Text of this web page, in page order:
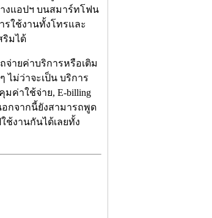
างแอปฯ บนสมาร์ทโฟน
รใช้งานทั้งโทรและ
ริมได้
จ่ายค่าบริการหรือเติม
ไม่ว่าจะเป็น บริการ
มค่าใช้จ่าย, E-billing
กจากนี้ยังสามารถพูด
ช้งานกันได้เลยทั้ง